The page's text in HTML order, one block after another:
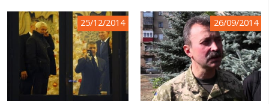
ПУБЛІЧНІ ЛЮДИ
РОСІЙСЬКО-УКРАЇНСЬКА ВІЙНА
"WINTER ON FIRE"
ХРОНОЛОГІЯ ЄВРОМАЙДАНУ
25/12/2014 26/09/2014